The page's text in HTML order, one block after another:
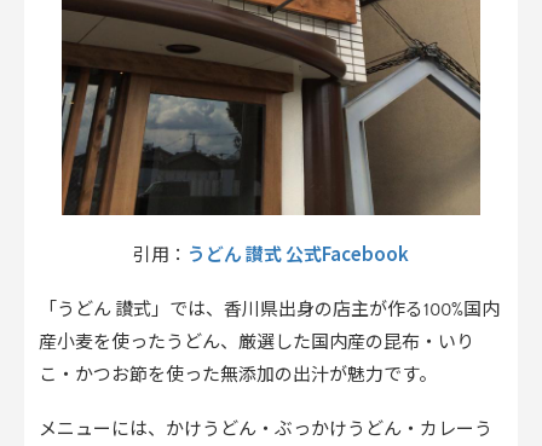
引用： うどん 讃式 公式Facebook
「うどん 讃式」では、香川県出身の店主が作る100%国内
産小麦を使ったうどん、厳選した国内産の昆布・いり
こ・かつお節を使った無添加の出汁が魅力です。
メニューには、かけうどん・ぶっかけうどん・カレーう